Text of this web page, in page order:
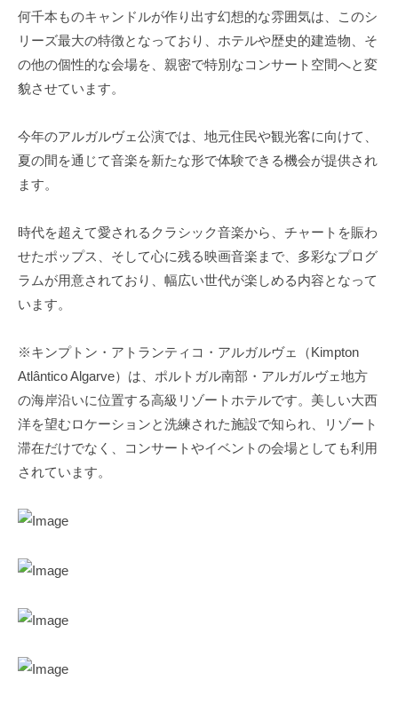
何千本ものキャンドルが作り出す幻想的な雰囲気は、このシ
リーズ最大の特徴となっており、ホテルや歴史的建造物、そ
の他の個性的な会場を、親密で特別なコンサート空間へと変
貌させています。
今年のアルガルヴェ公演では、地元住民や観光客に向けて、
夏の間を通じて音楽を新たな形で体験できる機会が提供され
ます。
時代を超えて愛されるクラシック音楽から、チャートを賑わ
せたポップス、そして心に残る映画音楽まで、多彩なプログ
ラムが用意されており、幅広い世代が楽しめる内容となって
います。
※キンプトン・アトランティコ・アルガルヴェ（Kimpton
Atlântico Algarve）は、ポルトガル南部・アルガルヴェ地方
の海岸沿いに位置する高級リゾートホテルです。美しい大西
洋を望むロケーションと洗練された施設で知られ、リゾート
滞在だけでなく、コンサートやイベントの会場としても利用
されています。